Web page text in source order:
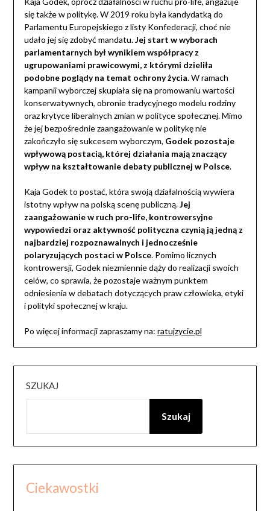
się także w politykę. W 2019 roku była kandydatką do
Parlamentu Europejskiego z listy Konfederacji, choć nie
udało jej się zdobyć mandatu.Jej start w wyborach
parlamentarnych był wynikiem współpracy z
ugrupowaniami prawicowymi, z którymi dzieliła
podobne poglądy na temat ochrony życia. W ramach
kampanii wyborczej skupiała się na promowaniu wartości
konserwatywnych, obronie tradycyjnego modelu rodziny
oraz krytyce liberalnych zmian w polityce społecznej. Mimo
że jej bezpośrednie zaangażowanie w politykę nie
zakończyło się sukcesem wyborczym, Godek pozostaje
wpływową postacią, której działania mają znaczący
wpływ na kształtowanie debaty publicznej w Polsce.
Kaja Godek to postać, która swoją działalnością wywiera
istotny wpływ na polską scenę publiczną.Jej
zaangażowanie w ruch pro-life, kontrowersyjne
wypowiedzi oraz aktywność polityczna czynią ją jedną z
najbardziej rozpoznawalnych i jednocześnie
polaryzujących postaci w Polsce. Pomimo licznych
kontrowersji, Godek niezmiennie dąży do realizacji swoich
celów, co sprawia, że pozostaje ważnym punktem
odniesienia w debatach dotyczących praw człowieka, etyki
i polityki społecznej w kraju.
Po więcej informacji zapraszamy na: ratujzycie.pl
SZUKAJ
Szukaj
Ciekawostki